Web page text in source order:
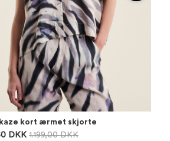
kort ærmet skjorte
DKK 1.199,00 DKK